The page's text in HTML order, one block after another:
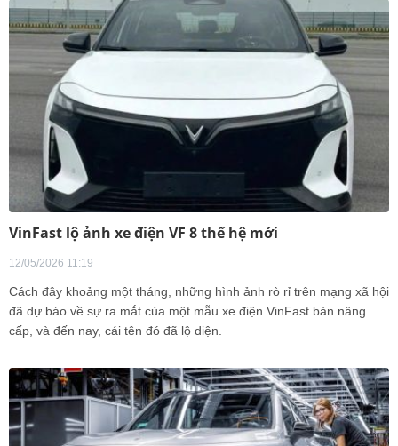
VinFast lộ ảnh xe điện VF 8 thế hệ mới
12/05/2026 11:19
Cách đây khoảng một tháng, những hình ảnh rò rỉ trên mạng xã hội
đã dự báo về sự ra mắt của một mẫu xe điện VinFast bản nâng
cấp, và đến nay, cái tên đó đã lộ diện.